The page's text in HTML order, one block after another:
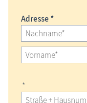
Adresse *
*